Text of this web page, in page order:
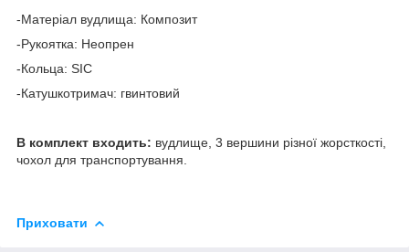
-Матеріал вудлища: Композит
-Рукоятка: Неопрен
-Кольца: SIC
-Катушкотримач: гвинтовий
В комплект входить: вудлище, 3 вершини різної жорсткості,
чохол для транспортування.
Приховати